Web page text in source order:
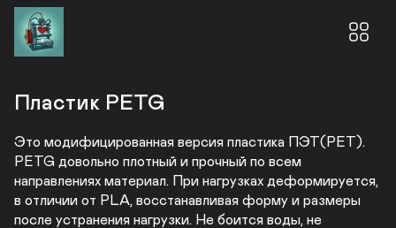
Пластик PETG
Это модифицированная версия пластика ПЭТ(PET).
PETG довольно плотный и прочный по всем
направлениях материал. При нагрузках деформируется,
в отличии от PLA, восстанавливая форму и размеры
после устранения нагрузки. Не боится воды, не